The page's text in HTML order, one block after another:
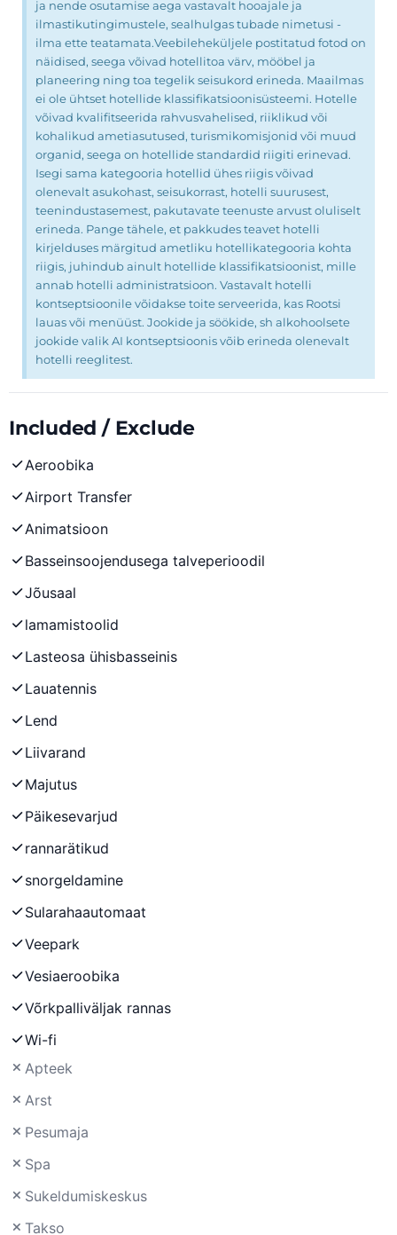
ja nende osutamise aega vastavalt hooajale ja
ilmastikutingimustele, sealhulgas tubade nimetusi -
ilma ette teatamata.Veebileheküljele postitatud fotod on
näidised, seega võivad hotellitoa värv, mööbel ja
planeering ning toa tegelik seisukord erineda. Maailmas
ei ole ühtset hotellide klassifikatsioonisüsteemi. Hotelle
võivad kvalifitseerida rahvusvahelised, riiklikud või
kohalikud ametiasutused, turismikomisjonid või muud
organid, seega on hotellide standardid riigiti erinevad.
Isegi sama kategooria hotellid ühes riigis võivad
olenevalt asukohast, seisukorrast, hotelli suurusest,
teenindustasemest, pakutavate teenuste arvust oluliselt
erineda. Pange tähele, et pakkudes teavet hotelli
kirjelduses märgitud ametliku hotellikategooria kohta
riigis, juhindub ainult hotellide klassifikatsioonist, mille
annab hotelli administratsioon. Vastavalt hotelli
kontseptsioonile võidakse toite serveerida, kas Rootsi
lauas või menüüst. Jookide ja söökide, sh alkohoolsete
jookide valik AI kontseptsioonis võib erineda olenevalt
hotelli reeglitest.
Included / Exclude
Aeroobika
Airport Transfer
Animatsioon
Basseinsoojendusega talveperioodil
Jõusaal
lamamistoolid
Lasteosa ühisbasseinis
Lauatennis
Lend
Liivarand
Majutus
Päikesevarjud
rannarätikud
snorgeldamine
Sularahaautomaat
Veepark
Vesiaeroobika
Võrkpalliväljak rannas
Wi-fi
Apteek
Arst
Pesumaja
Spa
Sukeldumiskeskus
Takso